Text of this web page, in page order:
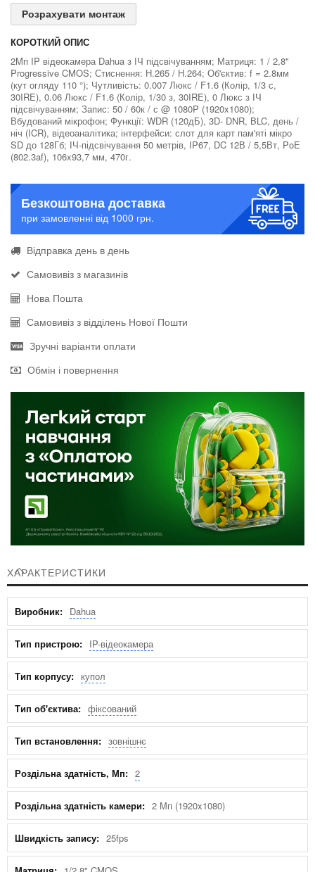
Розрахувати монтаж
КОРОТКИЙ ОПИС
2Mп IP відеокамера Dahua з ІЧ підсвічуванням; Матриця: 1 / 2,8"
Progressive CMOS; Стиснення: H.265 / H.264; Об'єктив: f = 2.8мм
(кут огляду 110 °); Чутливість: 0.007 Люкс / F1.6 (Колір, 1/3 с,
30IRE), 0.06 Люкс / F1.6 (Колір, 1/30 з, 30IRE), 0 Люкс з ІЧ
підсвічуванням; Запис: 50 / 60к / с @ 1080P (1920x1080);
Вбудований мікрофон; Функції: WDR (120дБ), 3D- DNR, BLC, день /
ніч (ICR), відеоаналітика; інтерфейси: слот для карт пам'яті мікро
SD до 128Гб; ІЧ-підсвічування 50 метрів, IP67, DC 12В / 5,5Вт, PoE
(802.3af), 106x93,7 мм, 470г.
Безкоштовна доставка
при замовленні від 1000 грн.
Відправка день в день
Самовивіз з магазинів
Нова Пошта
Самовивіз з відділень Нової Пошти
Зручні варіанти оплати
Обмін і повернення
ХАРАКТЕРИСТИКИ
Dahua
IP-відеокамера
купол
фіксований
зовнішнє
2
2 Мп (1920x1080)
25fps